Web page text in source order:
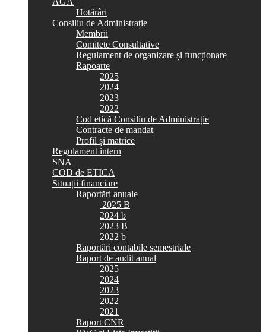
Hotărâri
Consiliu de Administrație
Membrii
Comitete Consultative
Regulament de organizare și funcționare
Rapoarte
2025
2024
2023
2022
Cod etică Consiliu de Administrație
Contracte de mandat
Profil și matrice
Regulament intern
SNA
COD de ETICA
Situații financiare
Raportări anuale
2025 B
2024 b
2023 B
2022 b
Raportări contabile semestriale
Raport de audit anual
2025
2024
2023
2022
2021
Raport CNR